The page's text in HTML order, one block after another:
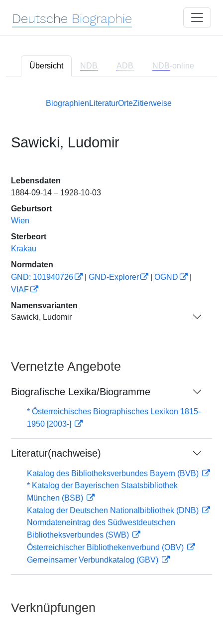
Deutsche Biographie
Übersicht NDB ADB NDB-online
Biographien LiteraturOrteZitierweise
Sawicki, Ludomir
Lebensdaten
1884-09-14 – 1928-10-03
Geburtsort
Wien
Sterbeort
Krakau
Normdaten
GND: 101940726
GND-Explorer OGND
VIAF
Namensvarianten
Sawicki, Ludomir
Vernetzte Angebote
Biografische Lexika/Biogramme
* Österreichisches Biographisches Lexikon 1815-
1950 [2003-]
Literatur(nachweise)
Katalog des Bibliotheksverbundes Bayern (BVB)
* Katalog der Bayerischen Staatsbibliothek
München (BSB)
Katalog der Deutschen Nationalbibliothek (DNB)
Normdateneintrag des Südwestdeutschen
Bibliotheksverbundes (SWB)
Österreichischer Bibliothekenverbund (OBV)
Gemeinsamer Verbundkatalog (GBV)
Verknüpfungen